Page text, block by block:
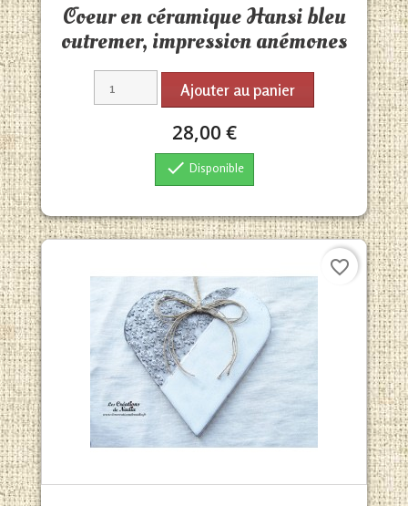
Coeur en céramique Hansi bleu
outremer, impression anémones
Ajouter au panier
28,00 €
 Disponible
favorite_border